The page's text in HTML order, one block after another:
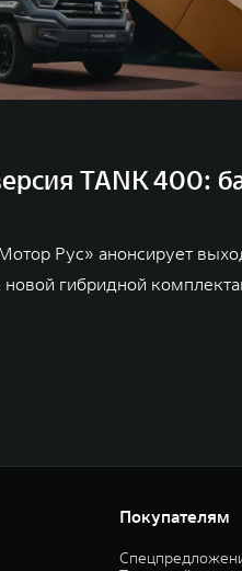
TANK 400:
Рус» анонсирует
гибридной
Покупателям